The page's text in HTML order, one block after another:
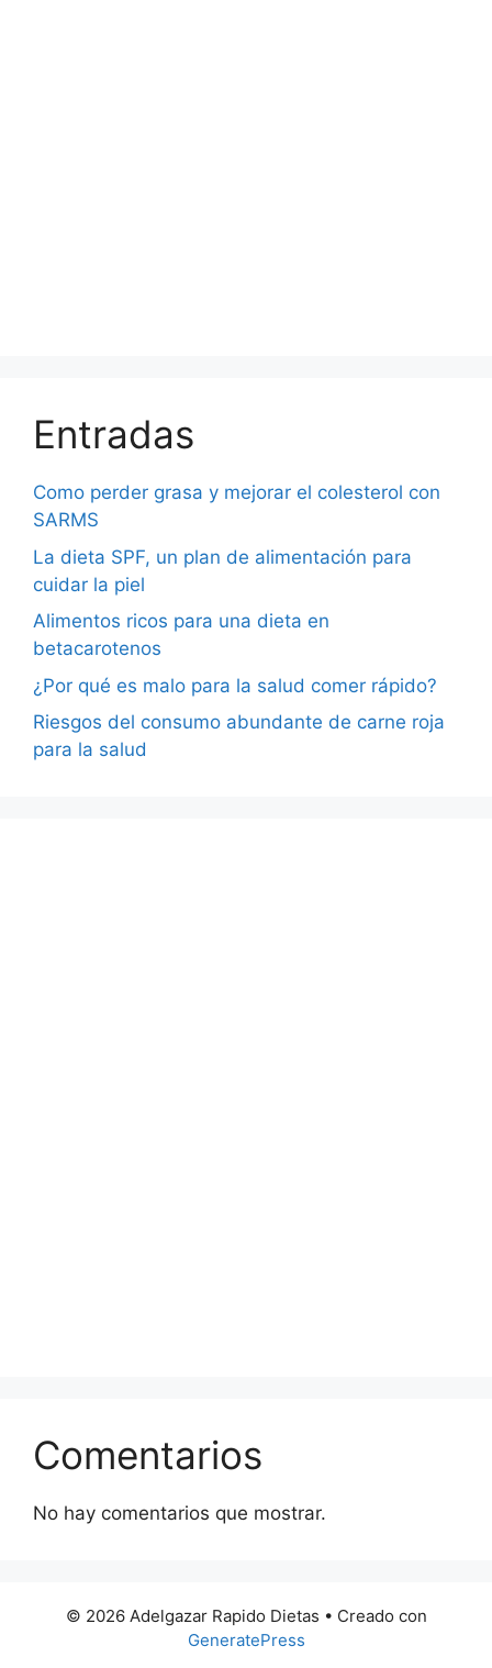
Entradas
Como perder grasa y mejorar el colesterol con
SARMS
La dieta SPF, un plan de alimentación para
cuidar la piel
Alimentos ricos para una dieta en
betacarotenos
¿Por qué es malo para la salud comer rápido?
Riesgos del consumo abundante de carne roja
para la salud
Comentarios
No hay comentarios que mostrar.
© 2026 Adelgazar Rapido Dietas • Creado con
GeneratePress